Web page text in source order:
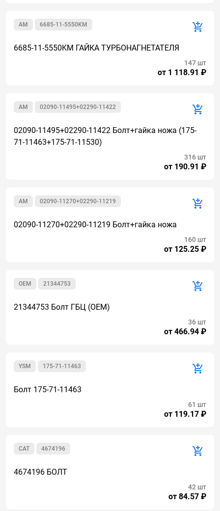
6685-11-5550KM
AM
6685-11-5550KM ГАЙКА ТУРБОНАГНЕТАТЕЛЯ
от 1 118.91 ₽
147 шт
02090-11495+02290-11422
AM
02090-11495+02290-11422 Болт+гайка ножа (175-
71-11463+175-71-11530)
от 190.91 ₽
316 шт
02090-11270+02290-11219
AM
02090-11270+02290-11219 Болт+гайка ножа
от 125.25 ₽
160 шт
21344753
OEM
21344753 Болт ГБЦ (OEM)
от 466.94 ₽
36 шт
175-71-11463
YSM
Болт 175-71-11463
от 119.17 ₽
61 шт
4674196
CAT
4674196 БОЛТ
от 84.57 ₽
42 шт